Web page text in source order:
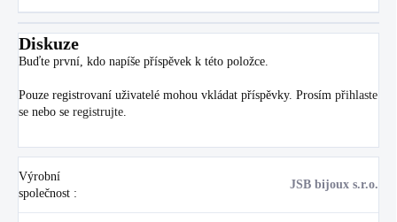
Diskuze
Buďte první, kdo napíše příspěvek k této položce.
Pouze registrovaní uživatelé mohou vkládat příspěvky. Prosím přihlaste
se nebo se registrujte
Výrobní
společnost :
JSB bijoux s.r.o.